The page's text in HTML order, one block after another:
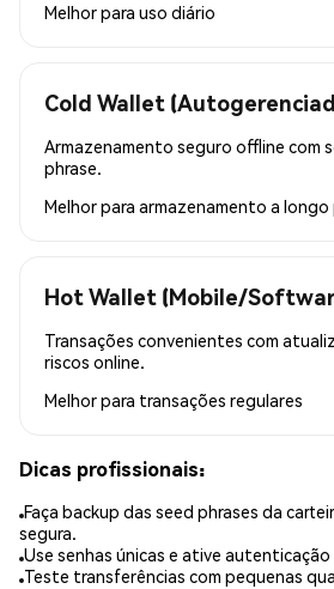
Melhor para uso diário
Cold Wallet
Armazenamento seguro offline com
phrase.
Melhor para armazenamento a longo
Hot Wallet (Mobile/
Transações convenientes com
riscos online.
Melhor para transações regulares
Dicas profissionais:
Faça backup das seed phrases da
segura.
Use senhas únicas e ative
Teste transferências com pequenas